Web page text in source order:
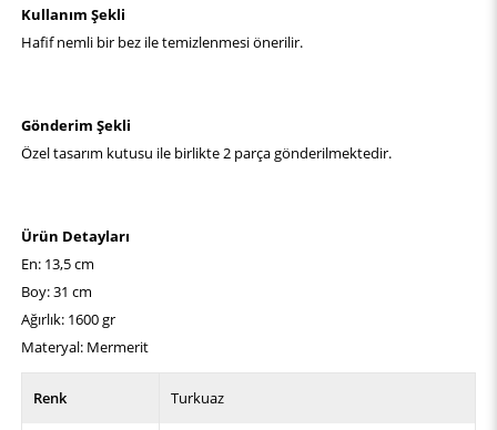
Kullanım Şekli
Hafif nemli bir bez ile temizlenmesi önerilir.
Gönderim Şekli
Özel tasarım kutusu ile birlikte 2 parça gönderilmektedir.
Ürün Detayları
En: 13,5 cm
Boy: 31 cm
Ağırlık: 1600 gr
Materyal: Mermerit
Renk Turkuaz